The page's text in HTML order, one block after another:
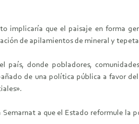
implicaría que el paisaje en forma
de apilamientos de mineral y
donde pobladores,
de una política pública a favor
a que el Estado reformule la